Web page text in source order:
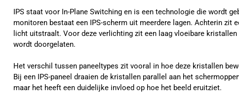
IPS staat voor In-Plane Switching en is een technologie die wordt
monitoren bestaat een IPS-scherm uit meerdere lagen. Achterin zit
licht uitstraalt. Voor deze verlichting zit een laag vloeibare
wordt doorgelaten.
Het verschil tussen paneeltypes zit vooral in hoe deze kristallen
Bij een IPS-paneel draaien de kristallen parallel aan het
maar het heeft een duidelijke invloed op hoe het beeld eruitziet.